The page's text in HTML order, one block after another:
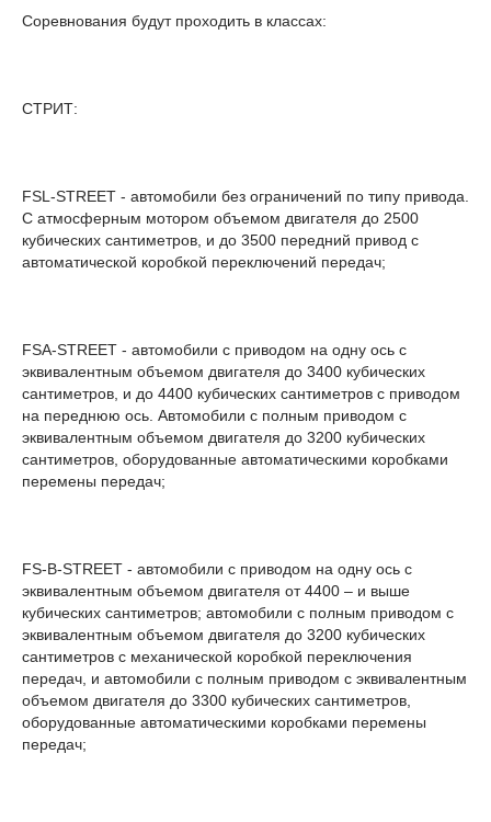
Соревнования будут проходить в классах:
СТРИТ:
FSL-STREET - автомобили без ограничений по типу привода.
С атмосферным мотором объемом двигателя до 2500
кубических сантиметров, и до 3500 передний привод с
автоматической коробкой переключений передач;
FSA-STREET - автомобили с приводом на одну ось с
эквивалентным объемом двигателя до 3400 кубических
сантиметров, и до 4400 кубических сантиметров с приводом
на переднюю ось. Автомобили с полным приводом с
эквивалентным объемом двигателя до 3200 кубических
сантиметров, оборудованные автоматическими коробками
перемены передач;
FS-B-STREET - автомобили с приводом на одну ось с
эквивалентным объемом двигателя от 4400 – и выше
кубических сантиметров; автомобили с полным приводом с
эквивалентным объемом двигателя до 3200 кубических
сантиметров с механической коробкой переключения
передач, и автомобили с полным приводом с эквивалентным
объемом двигателя до 3300 кубических сантиметров,
оборудованные автоматическими коробками перемены
передач;